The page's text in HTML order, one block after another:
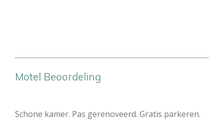
Motel Beoordeling
Schone kamer. Pas gerenoveerd. Gratis parkeren.